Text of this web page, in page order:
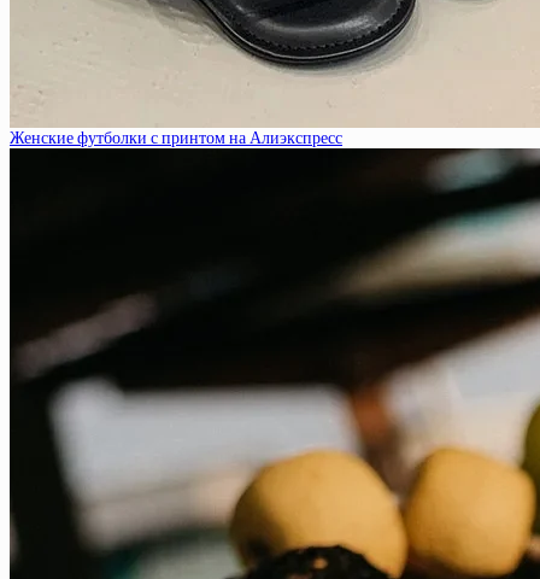
Женские футболки с принтом на Алиэкспресс